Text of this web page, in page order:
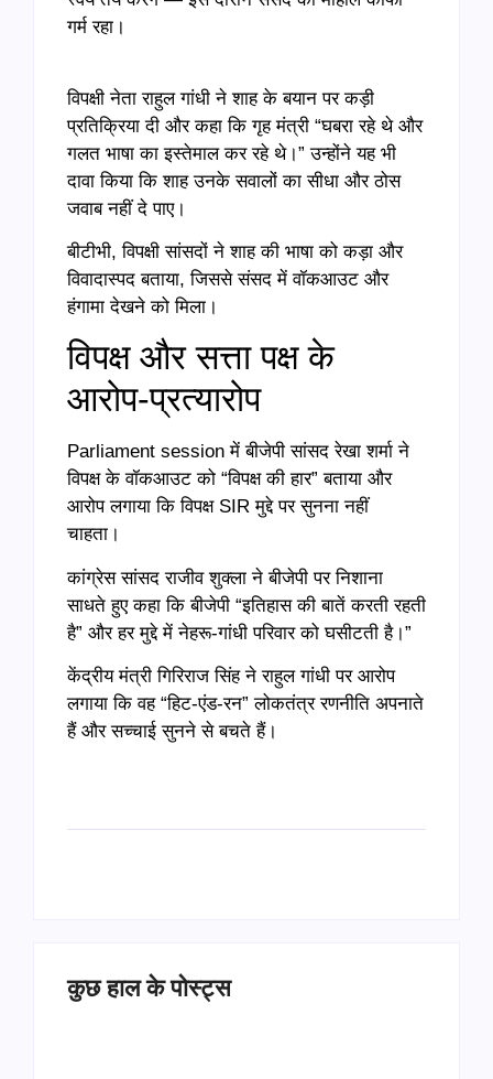
गर्म रहा।
विपक्षी नेता राहुल गांधी ने शाह के बयान पर कड़ी
प्रतिक्रिया दी और कहा कि गृह मंत्री “घबरा रहे थे और
गलत भाषा का इस्तेमाल कर रहे थे।” उन्होंने यह भी
दावा किया कि शाह उनके सवालों का सीधा और ठोस
जवाब नहीं दे पाए।
बीटीभी, विपक्षी सांसदों ने शाह की भाषा को कड़ा और
विवादास्पद बताया, जिससे संसद में वॉकआउट और
हंगामा देखने को मिला।
विपक्ष और सत्ता पक्ष के
आरोप-प्रत्यारोप
Parliament session में बीजेपी सांसद रेखा शर्मा ने
विपक्ष के वॉकआउट को “विपक्ष की हार” बताया और
आरोप लगाया कि विपक्ष SIR मुद्दे पर सुनना नहीं
चाहता।
कांग्रेस सांसद राजीव शुक्ला ने बीजेपी पर निशाना
साधते हुए कहा कि बीजेपी “इतिहास की बातें करती रहती
है” और हर मुद्दे में नेहरू-गांधी परिवार को घसीटती है।”
केंद्रीय मंत्री गिरिराज सिंह ने राहुल गांधी पर आरोप
लगाया कि वह “हिट-एंड-रन” लोकतंत्र रणनीति अपनाते
हैं और सच्चाई सुनने से बचते हैं।
कुछ हाल के पोस्ट्स